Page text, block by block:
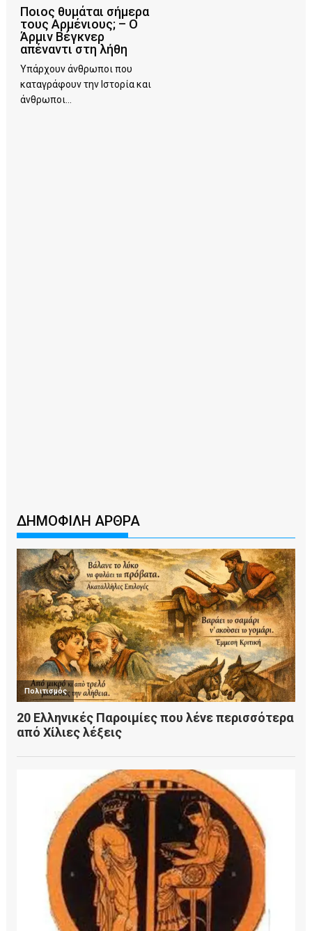
Ποιος θυμάται σήμερα
τους Αρμένιους; – Ο
Άρμιν Βέγκνερ
απέναντι στη λήθη
Υπάρχουν άνθρωποι που
καταγράφουν την Ιστορία και
άνθρωποι...
ΔΗΜΟΦΙΛΗ ΑΡΘΡΑ